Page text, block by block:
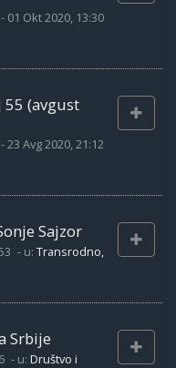
- 01 Okt 2020, 13:30
(avgust
-23 Avg 2020, 21:12
Sajzor
- u: Transrodno,
Srbije
- u: Društvo i